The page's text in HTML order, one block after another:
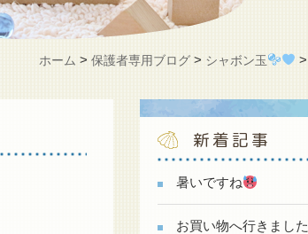
ホーム >保護者専用ブログ > シャボン玉 >
新着記事
暑いですね
お買い物へ行きました